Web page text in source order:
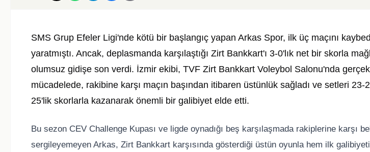
SMS Grup Efeler Ligi'nde kötü bir başlangıç yapan Arkas Spor, ilk üç maçını
yaratmıştı. Ancak, deplasmanda karşılaştığı Zirt Bankkart'ı 3-0'lık net bir skorla
olumsuz gidişe son verdi. İzmir ekibi, TVF Zirt Bankkart Voleybol Salonu'nda
mücadelede, rakibine karşı maçın başından itibaren üstünlük sağladı ve setleri 23-
25'lik skorlarla kazanarak önemli bir galibiyet elde etti.
Bu sezon CEV Challenge Kupası ve ligde oynadığı beş karşılaşmada rakiplerine karşı
sergileyemeyen Arkas, Zirt Bankkart karşısında gösterdiği üstün oyunla hem ilk